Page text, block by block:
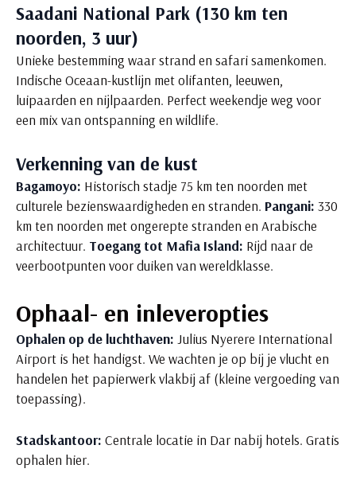
Saadani National Park (130 km ten
noorden, 3 uur)
Unieke bestemming waar strand en safari samenkomen.
Indische Oceaan-kustlijn met olifanten, leeuwen,
luipaarden en nijlpaarden. Perfect weekendje weg voor
een mix van ontspanning en wildlife.
Verkenning van de kust
Bagamoyo: Historisch stadje 75 km ten noorden met
culturele bezienswaardigheden en stranden. Pangani: 330
km ten noorden met ongerepte stranden en Arabische
architectuur. Toegang tot Mafia Island: Rijd naar de
veerbootpunten voor duiken van wereldklasse.
Ophaal- en inleveropties
Ophalen op de luchthaven: Julius Nyerere International
Airport is het handigst. We wachten je op bij je vlucht en
handelen het papierwerk vlakbij af (kleine vergoeding van
toepassing).
Stadskantoor: Centrale locatie in Dar nabij hotels. Gratis
ophalen hier.